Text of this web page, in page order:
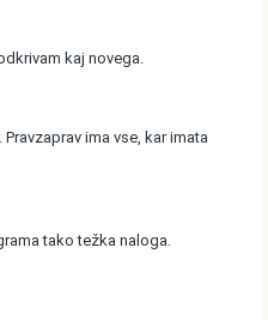
kaj novega.
ima vse, kar imata
tako težka naloga.